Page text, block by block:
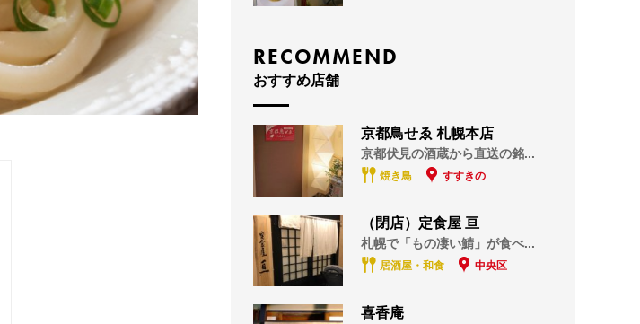
RECOMMEND
おすすめ店舗
京都鳥せゑ 札幌本店
京都伏見の酒蔵から直送の銘...
焼き鳥 すすきの
（閉店）定食屋 亘
札幌で「もの凄い鯖」が食べ...
居酒屋・和食 中央区
喜香庵